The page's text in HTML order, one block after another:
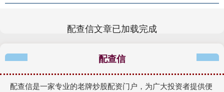
配查信文章已加载完成
配查信
配查信是一家专业的老牌炒股配资门户，为广大投资者提供便